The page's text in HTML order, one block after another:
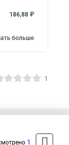
186,88 ₽
больше
1
432-09-09
1